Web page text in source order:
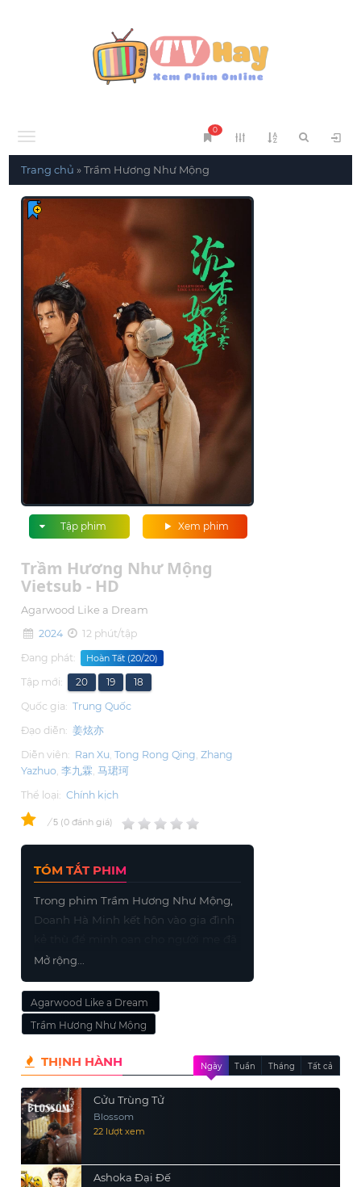
Menu
0
Trang chủ »Trầm Hương Như Mộng
Xem phim
Tập phim
Trầm Hương Như Mộng
Vietsub - HD
Agarwood Like a Dream ‎
2024
12 phút/tập
Đang phát:
Hoàn Tất (20/20)
Tập mới: 20 19
18
Quốc gia: Trung Quốc
Đạo diễn: 姜炫亦
Diễn viên: Ran Xu Tong Rong Qing Zhang
Yazhuo 李九霖 马珺珂
Thể loại: Chính kịch
/ 5 0 đánh giá
TÓM TẮT PHIM
Trong phim Trầm Hương Như Mộng,
Doanh Hà Minh kết hôn vào gia đình
qua đời. Cô trở thành thiếp của Diệp
tìm sự thật phức tạp. Trải qua nhiều
sóng gió, họ dần nhận ra tình cảm
giữa họ không thể phủ nhận. Li Jiu
Lin, Zhang Ya Zhuo, Ran Xu cùng với
dàn diễn viên khác đã tái hiện một
câu chuyện lãng mạn đầy xúc cảm và
căng thẳng.
Mở rộng...
Agarwood Like a Dream ‎
Trầm Hương Như Mộng
THỊNH HÀNH Ngày Tuần Tháng Tất cả
Cửu Trùng Tử
Blossom
22 lượt xem
Ashoka Đại Đế